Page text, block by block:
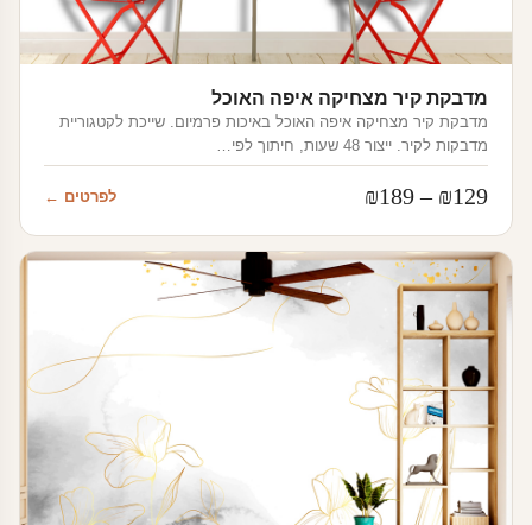
מדבקת קיר מצחיקה איפה האוכל
מדבקת קיר מצחיקה איפה האוכל באיכות פרמיום. שייכת לקטגוריית
מדבקות לקיר. ייצור 48 שעות, חיתוך לפי…
₪129
–
₪189
מחירים:
עד
לפרטים ←